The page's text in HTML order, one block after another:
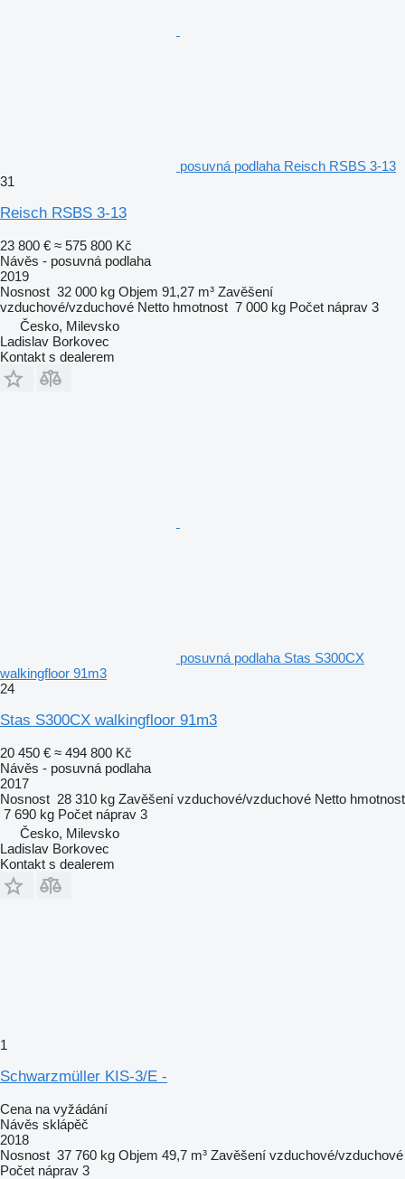
posuvná podlaha Reisch RSBS 3-13
31
Reisch RSBS 3-13
23 800 € ≈ 575 800 Kč
Návěs - posuvná podlaha
2019
Nosnost 32 000 kg Objem 91,27 m³ Zavěšení
vzduchové/vzduchové Netto hmotnost 7 000 kg Počet náprav 3
Česko, Milevsko
Ladislav Borkovec
Kontakt s dealerem
posuvná podlaha Stas S300CX
walkingfloor 91m3
24
Stas S300CX walkingfloor 91m3
20 450 € ≈ 494 800 Kč
Návěs - posuvná podlaha
2017
Nosnost 28 310 kg Zavěšení vzduchové/vzduchové Netto hmotnost
7 690 kg Počet náprav 3
Česko, Milevsko
Ladislav Borkovec
Kontakt s dealerem
1
Schwarzmüller KIS-3/E -
Cena na vyžádání
Návěs sklápěč
2018
Nosnost 37 760 kg Objem 49,7 m³ Zavěšení vzduchové/vzduchové
Počet náprav 3